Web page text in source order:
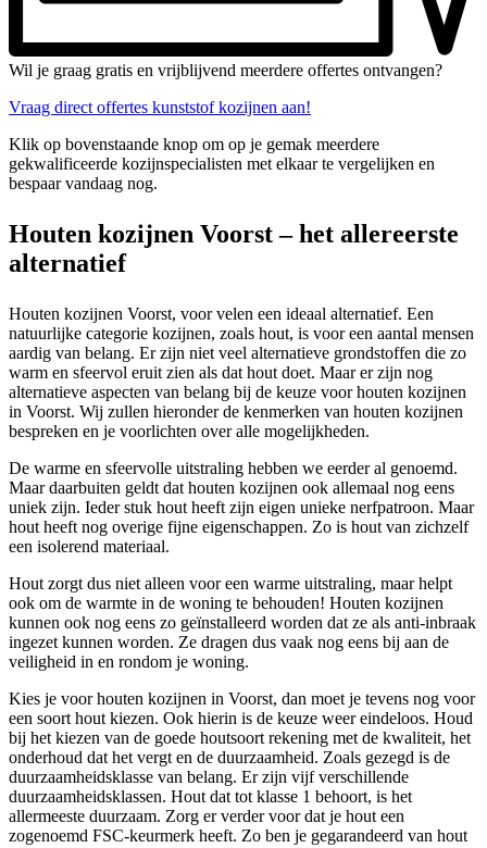
Wil je graag gratis en vrijblijvend meerdere offertes ontvangen?
Vraag direct offertes kunststof kozijnen aan!
Klik op bovenstaande knop om op je gemak meerdere
gekwalificeerde kozijnspecialisten met elkaar te vergelijken en
bespaar vandaag nog.
Houten kozijnen Voorst – het allereerste
alternatief
Houten kozijnen Voorst, voor velen een ideaal alternatief. Een
natuurlijke categorie kozijnen, zoals hout, is voor een aantal mensen
aardig van belang. Er zijn niet veel alternatieve grondstoffen die zo
warm en sfeervol eruit zien als dat hout doet. Maar er zijn nog
alternatieve aspecten van belang bij de keuze voor houten kozijnen
in Voorst. Wij zullen hieronder de kenmerken van houten kozijnen
bespreken en je voorlichten over alle mogelijkheden.
De warme en sfeervolle uitstraling hebben we eerder al genoemd.
Maar daarbuiten geldt dat houten kozijnen ook allemaal nog eens
uniek zijn. Ieder stuk hout heeft zijn eigen unieke nerfpatroon. Maar
hout heeft nog overige fijne eigenschappen. Zo is hout van zichzelf
een isolerend materiaal.
Hout zorgt dus niet alleen voor een warme uitstraling, maar helpt
ook om de warmte in de woning te behouden! Houten kozijnen
kunnen ook nog eens zo geïnstalleerd worden dat ze als anti-inbraak
ingezet kunnen worden. Ze dragen dus vaak nog eens bij aan de
veiligheid in en rondom je woning.
Kies je voor houten kozijnen in Voorst, dan moet je tevens nog voor
een soort hout kiezen. Ook hierin is de keuze weer eindeloos. Houd
bij het kiezen van de goede houtsoort rekening met de kwaliteit, het
onderhoud dat het vergt en de duurzaamheid. Zoals gezegd is de
duurzaamheidsklasse van belang. Er zijn vijf verschillende
duurzaamheidsklassen. Hout dat tot klasse 1 behoort, is het
allermeeste duurzaam. Zorg er verder voor dat je hout een
zogenoemd FSC-keurmerk heeft. Zo ben je gegarandeerd van hout